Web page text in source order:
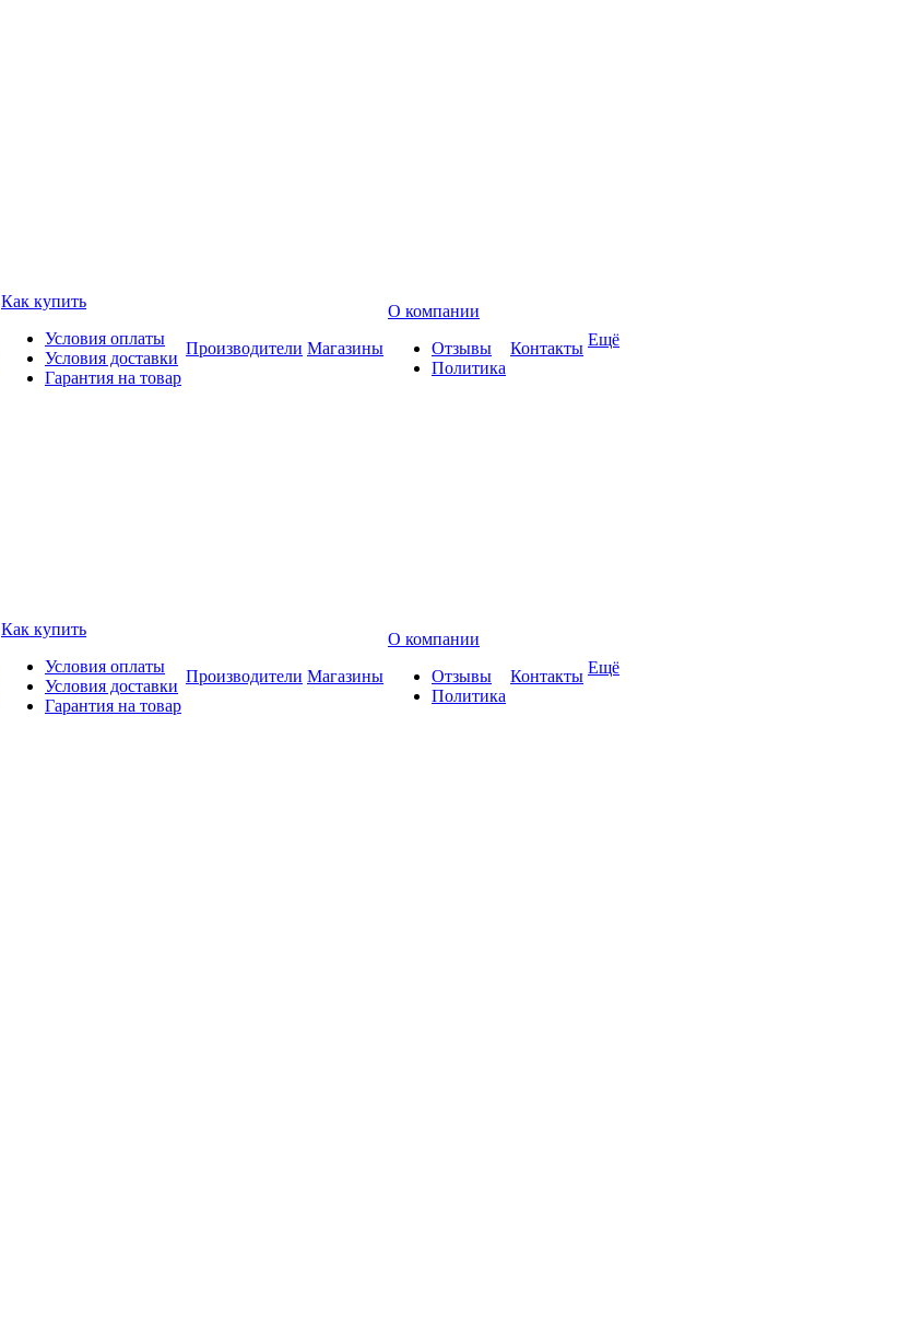
Как купить
Условия оплаты
Условия доставки
Гарантия на товар
Производители Магазины
О компании
Отзывы
Политика
Контакты Ещё
Как купить
Условия оплаты
Условия доставки
Гарантия на товар
Производители Магазины
О компании
Отзывы
Политика
Контакты Ещё